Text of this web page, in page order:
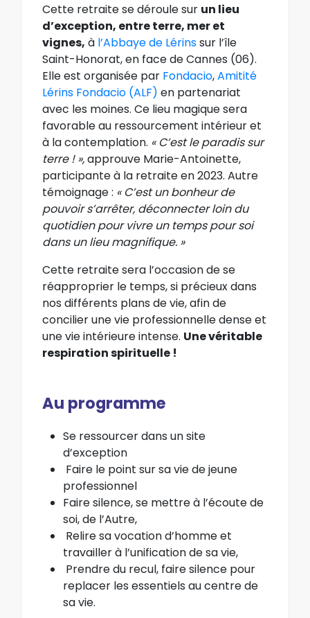
Cette retraite se déroule sur un lieu
d’exception, entre terre, mer et
vignes, à l’Abbaye de Lérinssur l’île
Saint-Honorat, en face de Cannes (06).
Elle est organisée par Fondacio,Amitité
Lérins Fondacio (ALF) en partenariat
avec les moines. Ce lieu magique sera
favorable au ressourcement intérieur et
à la contemplation. « C’est le paradis sur
terre ! »,approuve Marie-Antoinette,
participante à la retraite en 2023. Autre
témoignage : « C’est un bonheur de
pouvoir s’arrêter, déconnecter loin du
quotidien pour vivre un temps pour soi
dans un lieu magnifique. »
Cette retraite sera l’occasion de se
réapproprier le temps, si précieux dans
nos différents plans de vie, afin de
concilier une vie professionnelle dense et
une vie intérieure intense. Une véritable
respiration spirituelle !
Au programme
Se ressourcer dans un site
d’exception
Faire le point sur sa vie de jeune
professionnel
Faire silence, se mettre à l’écoute de
soi, de l’Autre,
Relire sa vocation d’homme et
travailler à l’unification de sa vie,
Prendre du recul, faire silence pour
replacer les essentiels au centre de
sa vie.